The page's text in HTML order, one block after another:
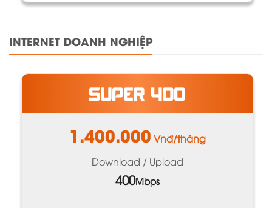
INTERNET DOANH NGHIỆP
SUPER 400
1.400.000 Vnđ/tháng
Download / Upload
400Mbps